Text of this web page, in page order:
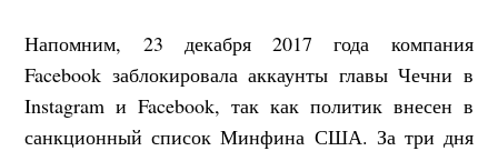
Напомним, 23 декабря 2017 года компания
Facebook заблокировала аккаунты главы Чечни в
Instagram и Facebook, так как политик внесен в
санкционный список Минфина США. За три дня